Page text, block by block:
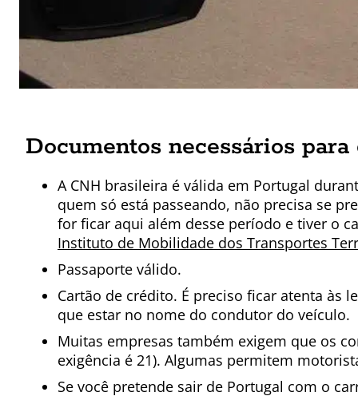
Documentos necessários
A CNH brasileira é válida em Portugal
quem só está passeando, não precisa se
for ficar aqui além desse período e tiver o
Instituto de Mobilidade dos Transportes
Passaporte válido.
Cartão de crédito. É preciso ficar atenta às
que estar no nome do condutor do veículo.
Muitas empresas também exigem que os
exigência é 21). Algumas permitem
Se você pretende sair de Portugal com o